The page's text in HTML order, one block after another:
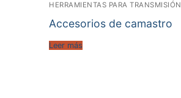
HERRAMIENTAS PARA TRANSMISIÓN
Accesorios de camastro
Leer más